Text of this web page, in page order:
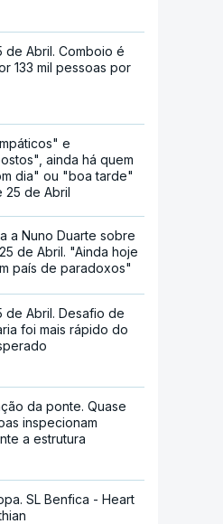
de Abril. Comboio é
133 mil pessoas por
e
ainda há quem
dia" ou "boa tarde"
25 de Abril
a Nuno Duarte sobre
de Abril. "Ainda hoje
país de paradoxos"
de Abril. Desafio de
foi mais rápido do
da ponte. Quase
inspecionam
a estrutura
SL Benfica - Heart